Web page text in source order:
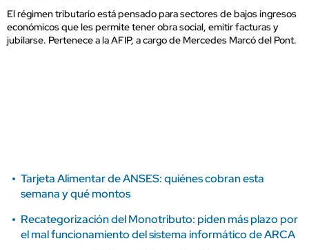
El régimen tributario está pensado para sectores de bajos ingresos
económicos que les permite tener obra social, emitir facturas y
jubilarse. Pertenece a la AFIP, a cargo de Mercedes Marcó del Pont.
Tarjeta Alimentar de ANSES: quiénes cobran esta
semana y qué montos
Recategorización del Monotributo: piden más plazo por
el mal funcionamiento del sistema informático de ARCA